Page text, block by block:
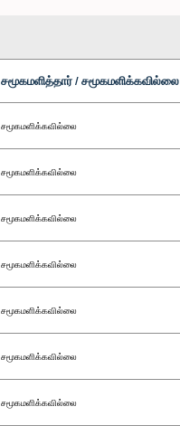
சமூகமளித்தார் / சமூகமளிக்கவில்லை
சமூகமளிக்கவில்லை
சமூகமளிக்கவில்லை
சமூகமளிக்கவில்லை
சமூகமளிக்கவில்லை
சமூகமளிக்கவில்லை
சமூகமளிக்கவில்லை
சமூகமளிக்கவில்லை